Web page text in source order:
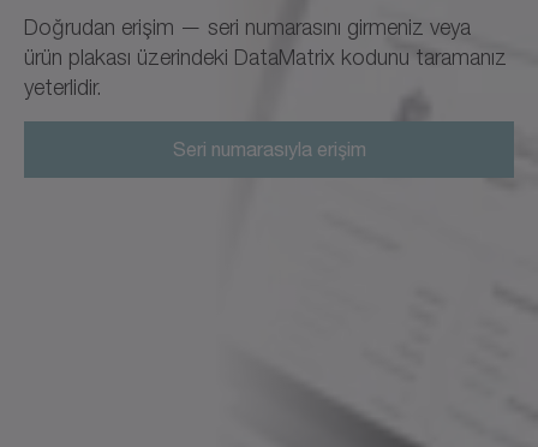
Doğrudan erişim — seri numarasını girmeniz veya
ürün plakası üzerindeki DataMatrix kodunu taramanız
yeterlidir.
Seri numarasıyla erişim